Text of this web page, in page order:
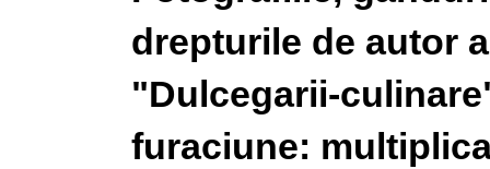
drepturile de autor
"Dulcegarii-
furaciune: